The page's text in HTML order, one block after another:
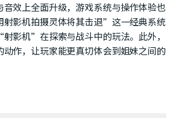
效上全面升级，游戏系统与操作体验也
影机拍摄灵体将其击退”这一经典系统
影机”在探索与战斗中的玩法。此外，
作，让玩家能更真切体会到姐妹之间的